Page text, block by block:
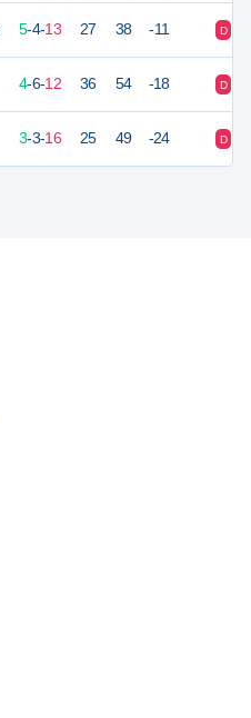
5-4-13 27 38 -11 D
4-6-12 36 54 -18 D
3-3-16 25 49 -24 D